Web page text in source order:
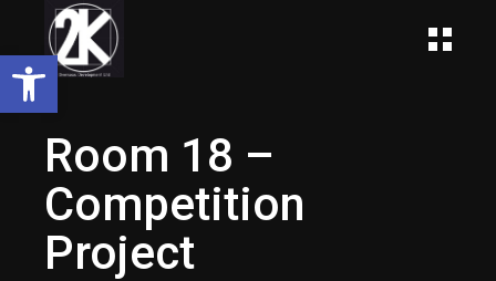
Open toolbar
Room 18 –
Competition
Project